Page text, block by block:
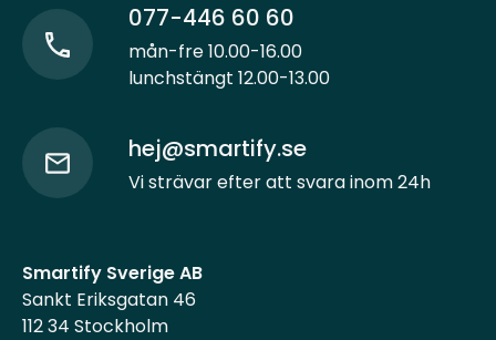
077-446 60 60
mån-fre 10.00-16.00
lunchstängt 12.00-13.00
hej@smartify.se
Vi strävar efter att svara inom 24h
Smartify Sverige AB
Sankt Eriksgatan 46
112 34 Stockholm